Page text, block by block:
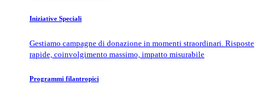
Iniziative Speciali
Gestiamo campagne di donazione in momenti straordinari. Risposte
rapide, coinvolgimento massimo, impatto misurabile
Programmi filantropici